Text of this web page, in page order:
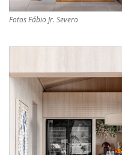
Fotos Fábio Jr. Severo